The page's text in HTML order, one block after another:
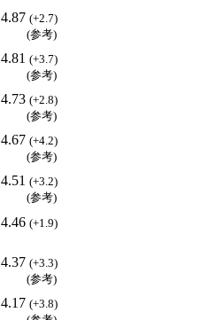
4.87 (+2.7)
(参考)
4.81 (+3.7)
(参考)
4.73 (+2.8)
(参考)
4.67 (+4.2)
(参考)
4.51 (+3.2)
(参考)
4.46 (+1.9)
4.37 (+3.3)
(参考)
4.17 (+3.8)